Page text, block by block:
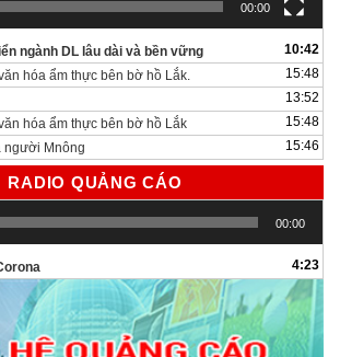
00:00
ngành DL lâu dài và bền vững 10:42
hóa ẩm thực bên bờ hồ Lắk. 15:48
13:52
hóa ẩm thực bên bờ hồ Lắk 15:48
người Mnông 15:46
RADIO QUẢNG CÁO
00:00
4:23